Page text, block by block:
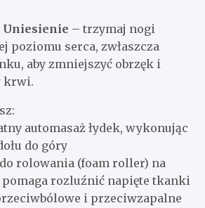
Uniesienie – trzymaj nogi
poziomu serca, zwłaszcza
aby zmniejszyć obrzęk i
krwi.
automasaż łydek, wykonując
do góry
rolowania (foam roller) na
pomaga rozluźnić napięte tkanki
i przeciwzapalne